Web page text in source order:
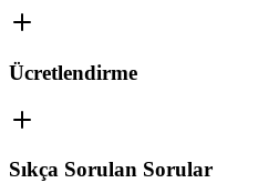
Ücretlendirme
Sıkça Sorulan Sorular